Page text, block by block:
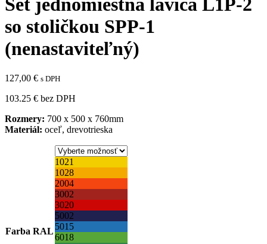
Set jednomiestna lavica L1P-2
so stoličkou SPP-1
(nenastaviteľný)
127,00 € s DPH
103.25 € bez DPH
Rozmery: 700 x 500 x 760mm
Materiál: oceľ, drevotrieska
Farba RAL
1021
1028
2004
3002
3020
5002
5015
6018